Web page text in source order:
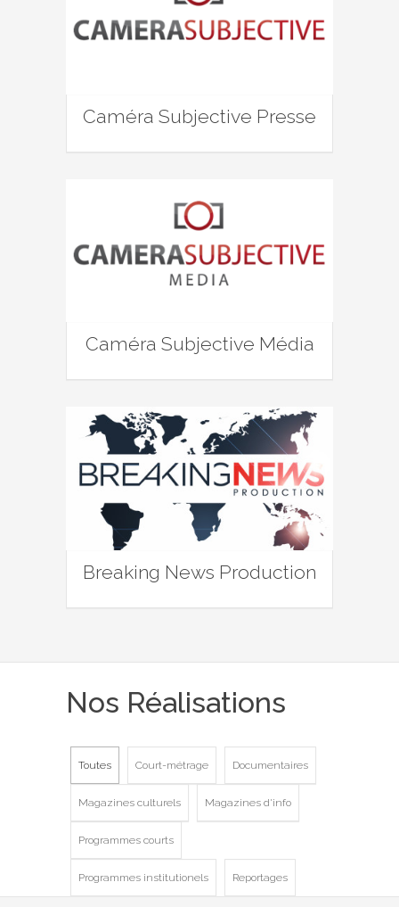
Caméra Subjective Presse
Caméra Subjective Média
Breaking News Production
Nos Réalisations
Toutes Court-métrage Documentaires
Magazines culturels Magazines d'info
Programmes courts
Programmes institutionels Reportages